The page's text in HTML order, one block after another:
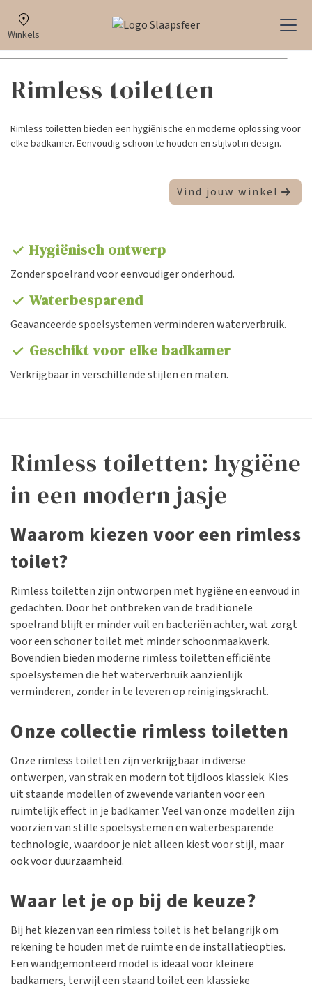
Winkels
Rimless toiletten
Rimless toiletten bieden een hygiënische en moderne oplossing voor
elke badkamer. Eenvoudig schoon te houden en stijlvol in design.
Vind jouw winkel
check Hygiënisch ontwerp
Zonder spoelrand voor eenvoudiger onderhoud.
check Waterbesparend
Geavanceerde spoelsystemen verminderen waterverbruik.
check Geschikt voor elke badkamer
Verkrijgbaar in verschillende stijlen en maten.
Rimless toiletten: hygiëne
in een modern jasje
Waarom kiezen voor een rimless
toilet?
Rimless toiletten zijn ontworpen met hygiëne en eenvoud in
gedachten. Door het ontbreken van de traditionele
spoelrand blijft er minder vuil en bacteriën achter, wat zorgt
voor een schoner toilet met minder schoonmaakwerk.
Bovendien bieden moderne rimless toiletten efficiënte
spoelsystemen die het waterverbruik aanzienlijk
verminderen, zonder in te leveren op reinigingskracht.
Onze collectie rimless toiletten
Onze rimless toiletten zijn verkrijgbaar in diverse
ontwerpen, van strak en modern tot tijdloos klassiek. Kies
uit staande modellen of zwevende varianten voor een
ruimtelijk effect in je badkamer. Veel van onze modellen zijn
voorzien van stille spoelsystemen en waterbesparende
technologie, waardoor je niet alleen kiest voor stijl, maar
ook voor duurzaamheid.
Waar let je op bij de keuze?
Bij het kiezen van een rimless toilet is het belangrijk om
rekening te houden met de ruimte en de installatieopties.
Een wandgemonteerd model is ideaal voor kleinere
badkamers, terwijl een staand toilet een klassieke